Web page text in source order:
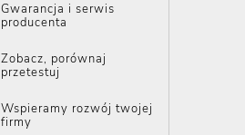
Gwarancja i serwis
producenta
Zobacz, porównaj
przetestuj
Wspieramy rozwój twojej
firmy